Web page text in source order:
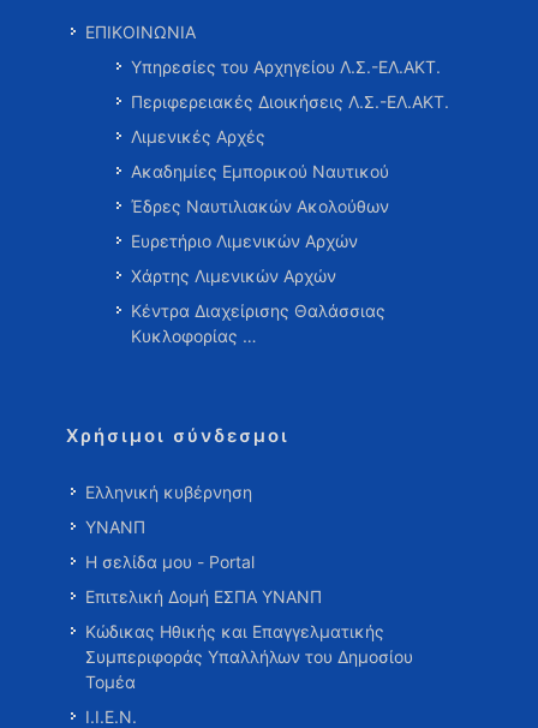
ΕΠΙΚΟΙΝΩΝΙΑ
Υπηρεσίες του Αρχηγείου Λ.Σ.-ΕΛ.ΑΚΤ.
Περιφερειακές Διοικήσεις Λ.Σ.-ΕΛ.ΑΚΤ.
Λιμενικές Αρχές
Ακαδημίες Εμπορικού Ναυτικού
Έδρες Ναυτιλιακών Ακολούθων
Ευρετήριο Λιμενικών Αρχών
Χάρτης Λιμενικών Αρχών
Κέντρα Διαχείρισης Θαλάσσιας
Κυκλοφορίας …
Χρήσιμοι σύνδεσμοι
Ελληνική κυβέρνηση
ΥΝΑΝΠ
Η σελίδα μου - Portal
Επιτελική Δομή ΕΣΠΑ ΥΝΑΝΠ
Κώδικας Ηθικής και Επαγγελματικής
Συμπεριφοράς Υπαλλήλων του Δημοσίου
Τομέα
Ι.Ι.Ε.Ν.